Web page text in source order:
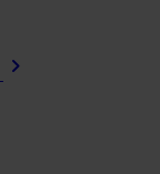
chevron_right